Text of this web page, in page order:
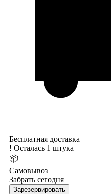
Бесплатная доставка
! Осталась 1 штука
📦
Самовывоз
Забрать сегодня
Зарезервировать